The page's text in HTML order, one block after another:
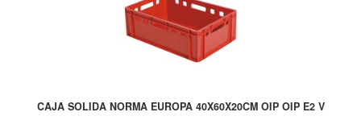
CAJA SOLIDA NORMA EUROPA 40X60X20CM OIP OIP E2 V